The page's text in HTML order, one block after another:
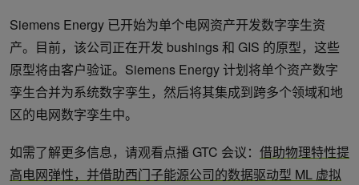
Siemens Energy 已开始为单个电网资产开发数字孪生资
产。目前，该公司正在开发 bushings和 GIS 的原型，这些
原型将由客户验证。Siemens Energy 计划将单个资产数字
孪生合并为系统数字孪生，然后将其集成到跨多个领域和地
区的电网数字孪生中。
如需了解更多信息，请观看点播 GTC 会议： 借助物理特性提
高电网弹性，并借助西门子能源公司的数据驱动型 ML 虚拟